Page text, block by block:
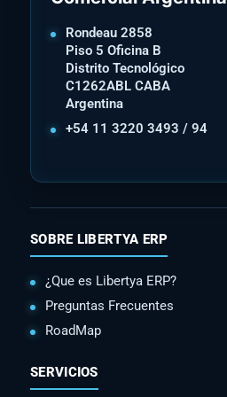
Rondeau 2858
Piso 5 Oficina B
Distrito Tecnológico
C1262ABL CABA
Argentina
+54 11 3220 3493 / 94
SOBRE LIBERTYA ERP
¿Que es Libertya ERP?
Preguntas Frecuentes
RoadMap
SERVICIOS